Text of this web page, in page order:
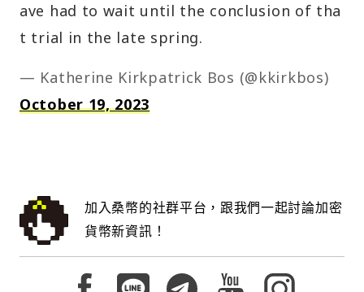
ave had to wait until the conclusion of tha
t trial in the late spring.
— Katherine Kirkpatrick Bos (@kkirkbos)
October 19, 2023
加入桑幣的社群平台，跟我們一起討論加密
貨幣新資訊！